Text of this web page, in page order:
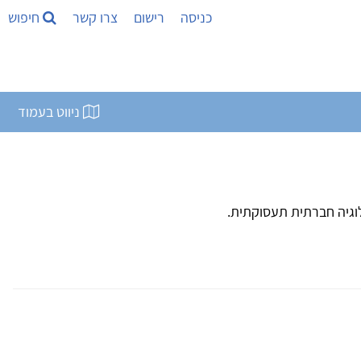
כניסה רישום צרו קשר חיפוש
ניווט בעמוד
חברתית תעסוקתית.